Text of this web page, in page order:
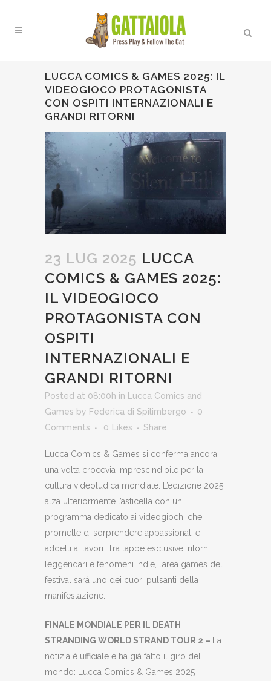
LUCCA COMICS & GAMES 2025: IL
VIDEOGIOCO PROTAGONISTA
CON OSPITI INTERNAZIONALI E
GRANDI RITORNI
23 LUG 2025 LUCCA
COMICS & GAMES 2025:
IL VIDEOGIOCO
PROTAGONISTA CON
OSPITI
INTERNAZIONALI E
GRANDI RITORNI
Posted at 08:00h in
Lucca Comics and
Games by Federica di Spilimbergo
0
Comments
0 Likes Share
Lucca Comics & Games si conferma ancora
una volta crocevia imprescindibile per la
cultura videoludica mondiale. L’edizione 2025
alza ulteriormente l’asticella con un
programma dedicato ai videogiochi che
promette di sorprendere appassionati e
addetti ai lavori. Tra tappe esclusive, ritorni
leggendari e fenomeni indie, l’area games del
festival sarà uno dei cuori pulsanti della
manifestazione.
FINALE MONDIALE PER IL DEATH
STRANDING WORLD STRAND TOUR 2 –
La
notizia è ufficiale e ha già fatto il giro del
mondo: Lucca Comics & Games 2025